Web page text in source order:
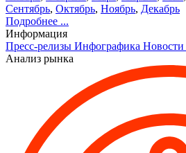
Сентябрь, Октябрь, Ноябрь, Декабрь
Подробнее ...
Информация
Пресс-релизы Инфографика Новости
Анализ рынка